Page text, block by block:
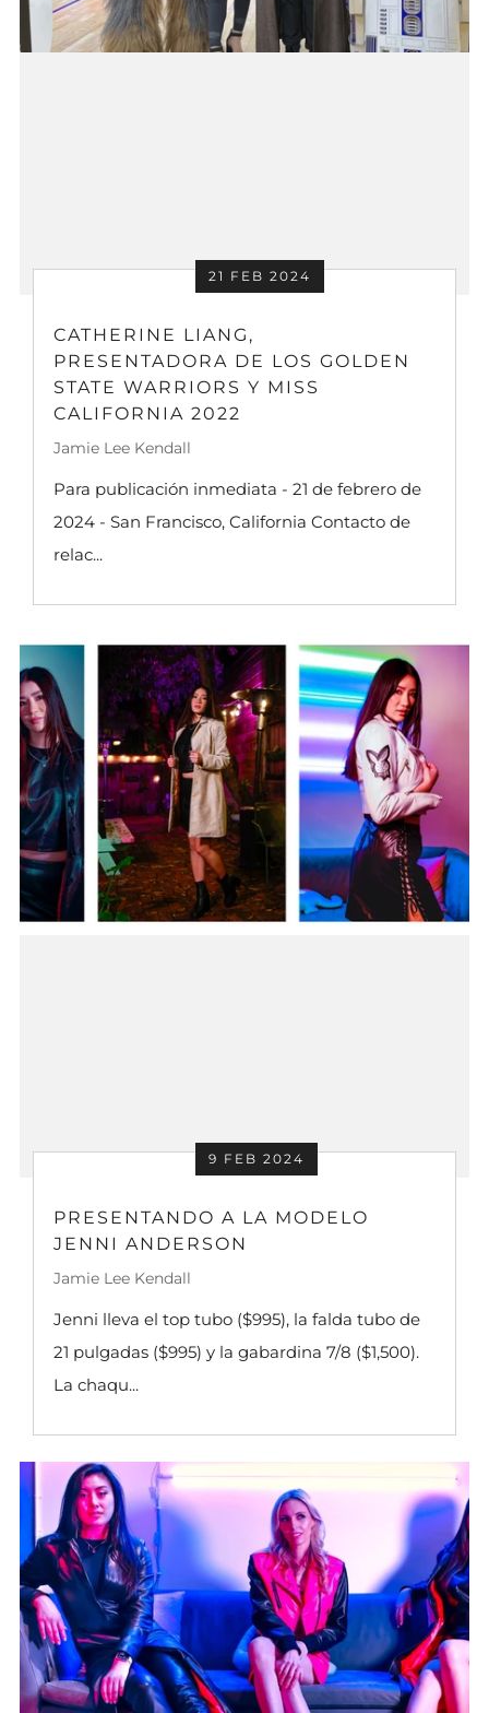
21 FEB 2024
CATHERINE LIANG,
PRESENTADORA DE LOS GOLDEN
STATE WARRIORS Y MISS
CALIFORNIA 2022
Jamie Lee Kendall
Para publicación inmediata - 21 de febrero de
2024 - San Francisco, California Contacto de
relac...
9 FEB 2024
PRESENTANDO A LA MODELO
JENNI ANDERSON
Jamie Lee Kendall
Jenni lleva el top tubo ($995), la falda tubo de
21 pulgadas ($995) y la gabardina 7/8 ($1,500).
La chaqu...